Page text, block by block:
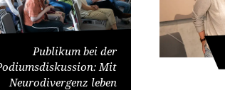
Publikum bei der
Mit
Neurodivergenz leben